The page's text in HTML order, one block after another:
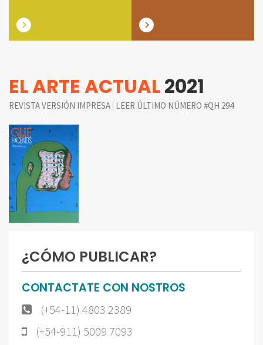
EL ARTE ACTUAL2021
REVISTA VERSIÓN IMPRESA | LEER ÚLTIMO NÚMERO #QH 294
¿CÓMO PUBLICAR?
CONTACTATE CON NOSTROS
(+54-11) 4803 2389
(+54-911) 5009 7093